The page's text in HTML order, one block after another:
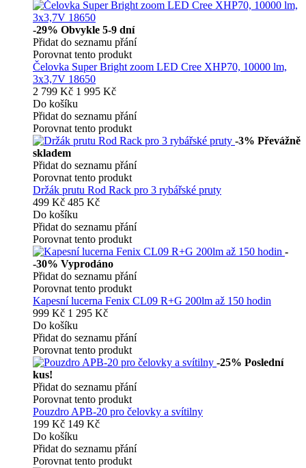
-29% Obvykle 5-9 dní
Přidat do seznamu přání
Porovnat tento produkt
Čelovka Super Bright zoom LED Cree XHP70, 10000 lm,
3x3,7V 18650
2 799 Kč 1 995 Kč
Do košíku
Přidat do seznamu přání
Porovnat tento produkt
-3% Převážně
skladem
Přidat do seznamu přání
Porovnat tento produkt
Držák prutu Rod Rack pro 3 rybářské pruty
499 Kč 485 Kč
Do košíku
Přidat do seznamu přání
Porovnat tento produkt
-
-30% Vyprodáno
Přidat do seznamu přání
Porovnat tento produkt
Kapesní lucerna Fenix CL09 R+G 200lm až 150 hodin
999 Kč 1 295 Kč
Do košíku
Přidat do seznamu přání
Porovnat tento produkt
-25% Poslední
kus!
Přidat do seznamu přání
Porovnat tento produkt
Pouzdro APB-20 pro čelovky a svítilny
199 Kč 149 Kč
Do košíku
Přidat do seznamu přání
Porovnat tento produkt